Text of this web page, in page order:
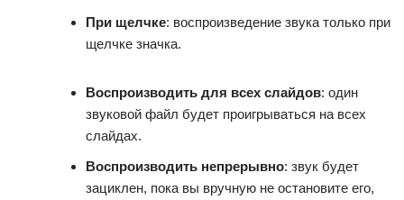
При щелчке: воспроизведение звука только при
щелчке значка.
Воспроизводить для всех слайдов: один
звуковой файл будет проигрываться на всех
слайдах.
Воспроизводить непрерывно: звук будет
зациклен, пока вы вручную не остановите его,